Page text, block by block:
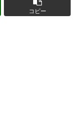
コピー